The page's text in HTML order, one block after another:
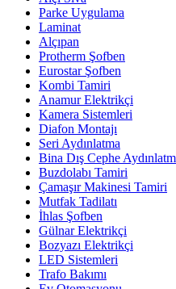
Parke Uygulama
Laminat
Alçıpan
Protherm Şofben
Eurostar Şofben
Kombi Tamiri
Anamur Elektrikçi
Kamera Sistemleri
Diafon Montajı
Seri Aydınlatma
Bina Dış Cephe
Buzdolabı Tamiri
Çamaşır Makinesi Tamiri
Mutfak Tadilatı
İhlas Şofben
Gülnar Elektrikçi
Bozyazı Elektrikçi
LED Sistemleri
Trafo Bakımı